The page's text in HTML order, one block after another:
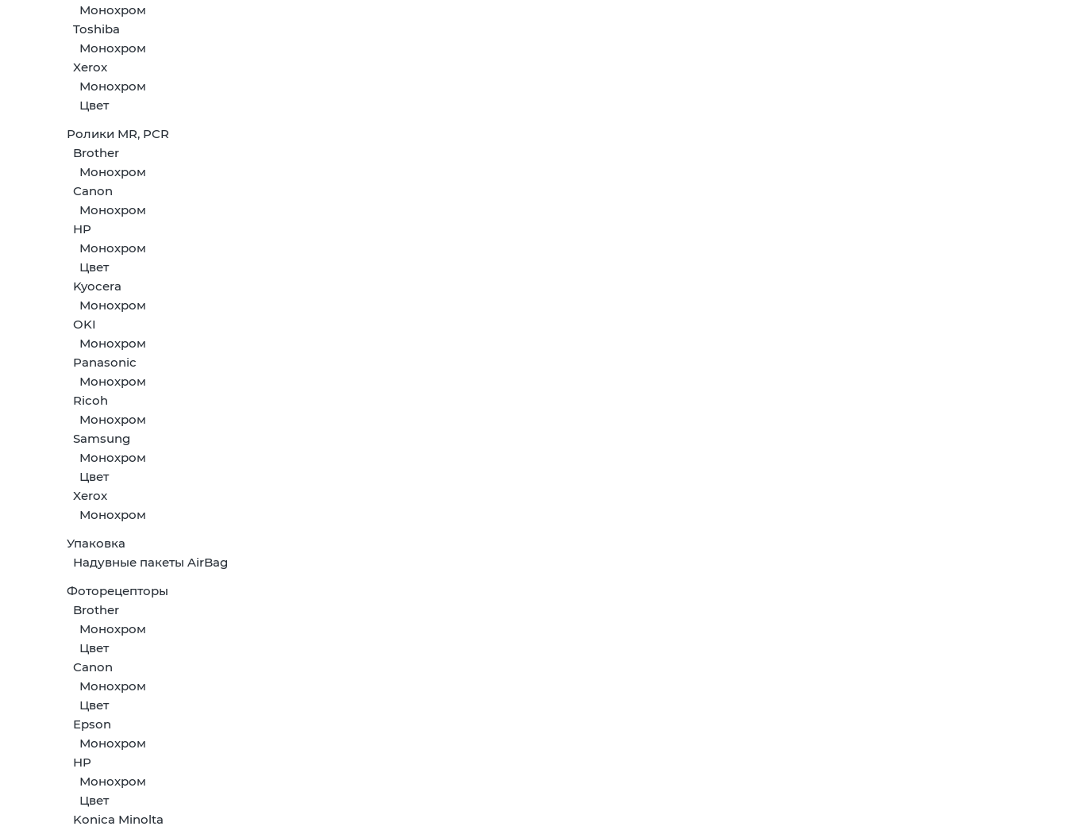
Монохром
Toshiba
Монохром
Xerox
Монохром
Цвет
Ролики MR, PCR
Brother
Монохром
Canon
Монохром
HP
Монохром
Цвет
Kyocera
Монохром
OKI
Монохром
Panasonic
Монохром
Ricoh
Монохром
Samsung
Монохром
Цвет
Xerox
Монохром
Упаковка
Надувные пакеты AirBag
Фоторецепторы
Brother
Монохром
Цвет
Canon
Монохром
Цвет
Epson
Монохром
HP
Монохром
Цвет
Konica Minolta